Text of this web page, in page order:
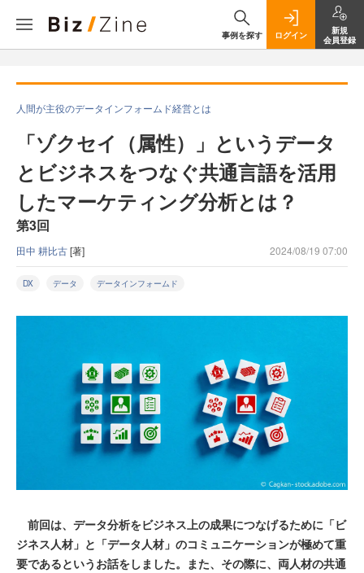
事例を探す ログイン
新規
会員登録
人間が主役のデータインフォームド経営とは
「ゾクセイ（属性）」というデータ
とビジネスをつなぐ共通言語を活用
したマーケティング分析とは？
第3回
田中 耕比古[著] 2024/08/19 07:00
DX データ データインフォームド
前回は、データ分析をビジネス上の成果につなげるために「ビ
ジネス人材」と「データ人材」のコミュニケーションが極めて重
要であるというお話をしました。また、その際に、両人材の共通